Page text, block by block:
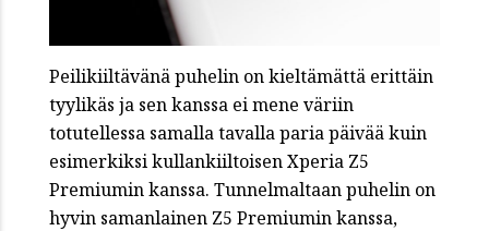
Peilikiiltävänä puhelin on kieltämättä erittäin
tyylikäs ja sen kanssa ei mene väriin
totutellessa samalla tavalla paria päivää kuin
esimerkiksi kullankiiltoisen Xperia Z5
Premiumin kanssa. Tunnelmaltaan puhelin on
hyvin samanlainen Z5 Premiumin kanssa,